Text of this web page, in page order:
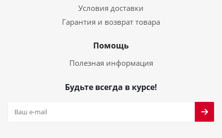
Условия доставки
Гарантия и возврат товара
Помощь
Полезная информация
Будьте всегда в курсе!